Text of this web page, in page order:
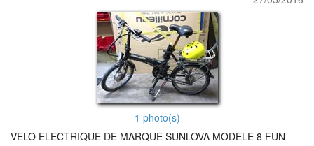
1 photo(s)
VELO ELECTRIQUE DE MARQUE SUNLOVA MODELE 8 FUN